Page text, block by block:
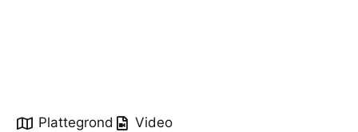
Plattegrond Video